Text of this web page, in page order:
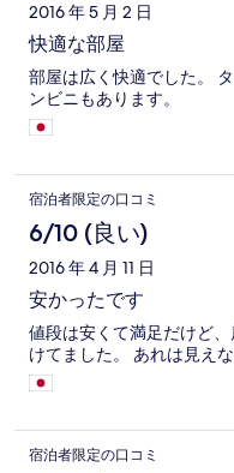
2016 年 5 月 2 日
快適な部屋
部屋は広く快適でした。
ンビニもあります。
宿泊者限定の口コミ
6/10 (良い)
2016 年 4 月 11 日
安かったです
値段は安くて満足だけど
けてました。 あれは見え
宿泊者限定の口コミ